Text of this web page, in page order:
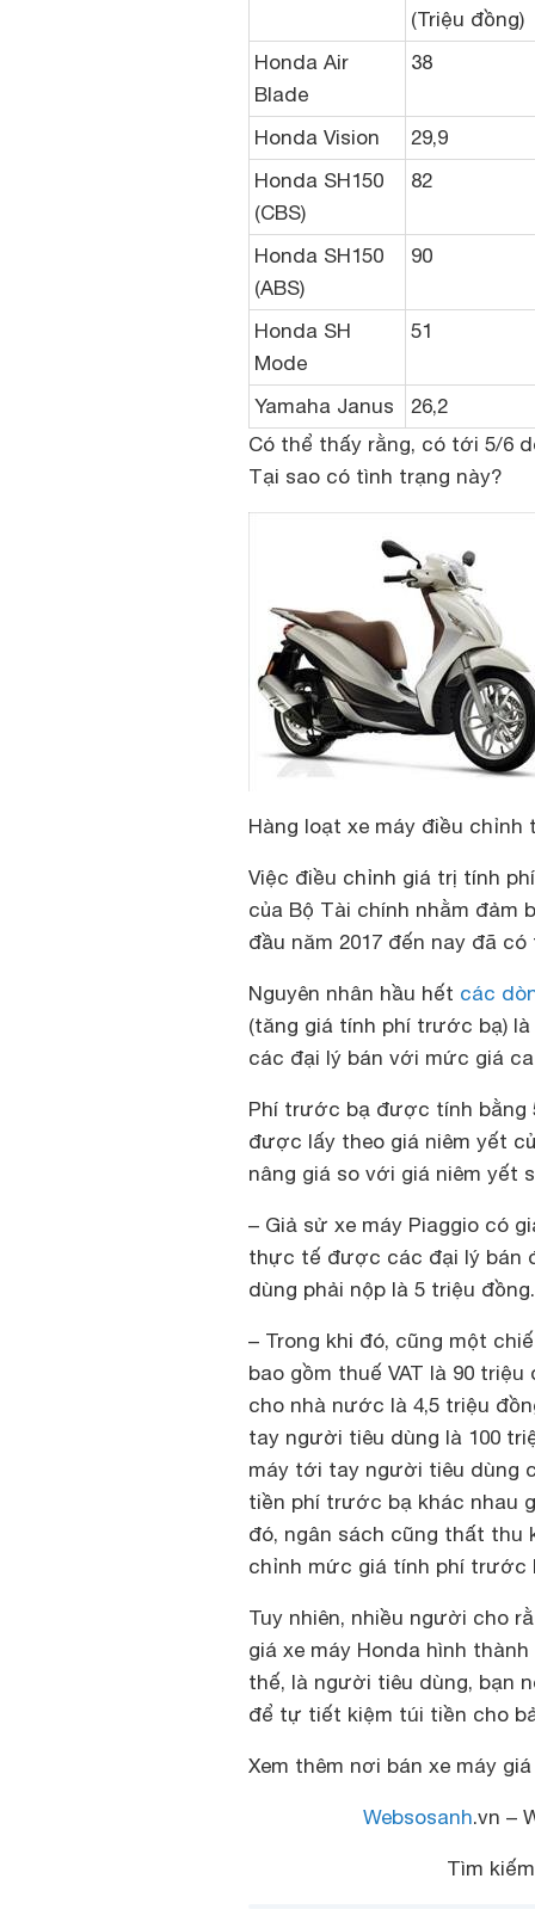
(Triệu đồng)
Honda Air
Blade
38
Honda Vision
29,9
Honda SH150
(CBS)
82
Honda SH150
(ABS)
90
Honda SH
Mode
51
Yamaha Janus
26,2
Có thể thấy rằng, có tới 5/6
Tại sao có tình trạng này?
Hàng loạt xe máy điều
Việc điều chỉnh giá trị tính
của Bộ Tài chính nhằm đảm
đầu năm 2017 đến nay đã
Nguyên nhân hầu hết các
(tăng giá tính phí trước bạ)
các đại lý bán với mức giá
Phí trước bạ được tính bằng
được lấy theo giá niêm yết
nâng giá so với giá niêm yết
– Giả sử xe máy Piaggio có
thực tế được các đại lý bán
dùng phải nộp là 5 triệu đồng.
– Trong khi đó, cũng một
bao gồm thuế VAT là 90
cho nhà nước là 4,5 triệu
tay người tiêu dùng là 100
máy tới tay người tiêu dùng
tiền phí trước bạ khác nhau
đó, ngân sách cũng thất thu
chỉnh mức giá tính phí trước
Tuy nhiên, nhiều người cho
giá xe máy Honda hình
thế, là người tiêu dùng, bạn
để tự tiết kiệm túi tiền cho
Xem thêm nơi bán xe máy
Websosanh.vn –
Tìm